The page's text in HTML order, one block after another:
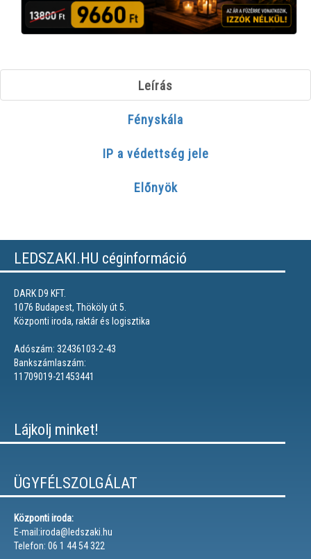
Leírás
Fényskála
IP a védettség jele
Előnyök
LEDSZAKI.HU céginformáció
DARK D9 KFT.
1076 Budapest, Thököly út 5.
Központi iroda, raktár és logisztika
Adószám: 32436103-2-43
Bankszámlaszám:
11709019-21453441
Lájkolj minket!
ÜGYFÉLSZOLGÁLAT
Központi iroda:
E-mail:iroda@ledszaki.hu
Telefon: 06 1 44 54 322